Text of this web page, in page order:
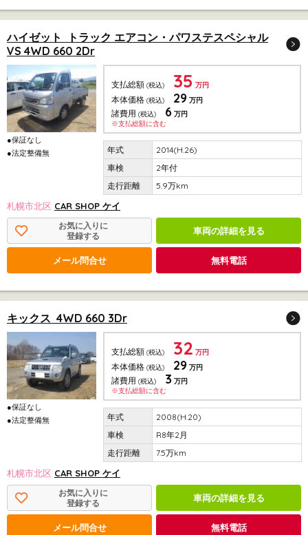
ハイゼット トラック エアコン・パワステスペシャル
VS 4WD 660 2Dr
●保証なし
●法定整備無
支払総額 (税込) 35 万円
本体価格 (税込) 29 万円
諸費用 (税込) 6 万円
※支払総額に含む
2014(H.26)
2年付
5.9万km
札幌市北区 CAR SHOP ケイ
お気に入りに
登録する
車両の詳細を見る
メール問合せ 無料電話
キックス 4WD 660 3Dr
●保証なし
●法定整備無
支払総額 (税込) 32 万円
本体価格 (税込) 29 万円
諸費用 (税込) 3 万円
※支払総額に含む
2008(H.20)
R8年2月
7.5万km
札幌市北区 CAR SHOP ケイ
お気に入りに
登録する
車両の詳細を見る
メール問合せ 無料電話